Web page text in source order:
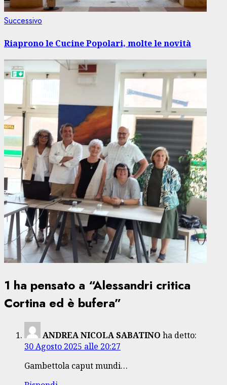
Successivo
Riaprono le Cucine Popolari, molte le novità
1 ha pensato a “Alessandri critica
Cortina ed è bufera”
ANDREA NICOLA SABATINO ha detto:
30 Agosto 2025 alle 20:27
Gambettola caput mundi…